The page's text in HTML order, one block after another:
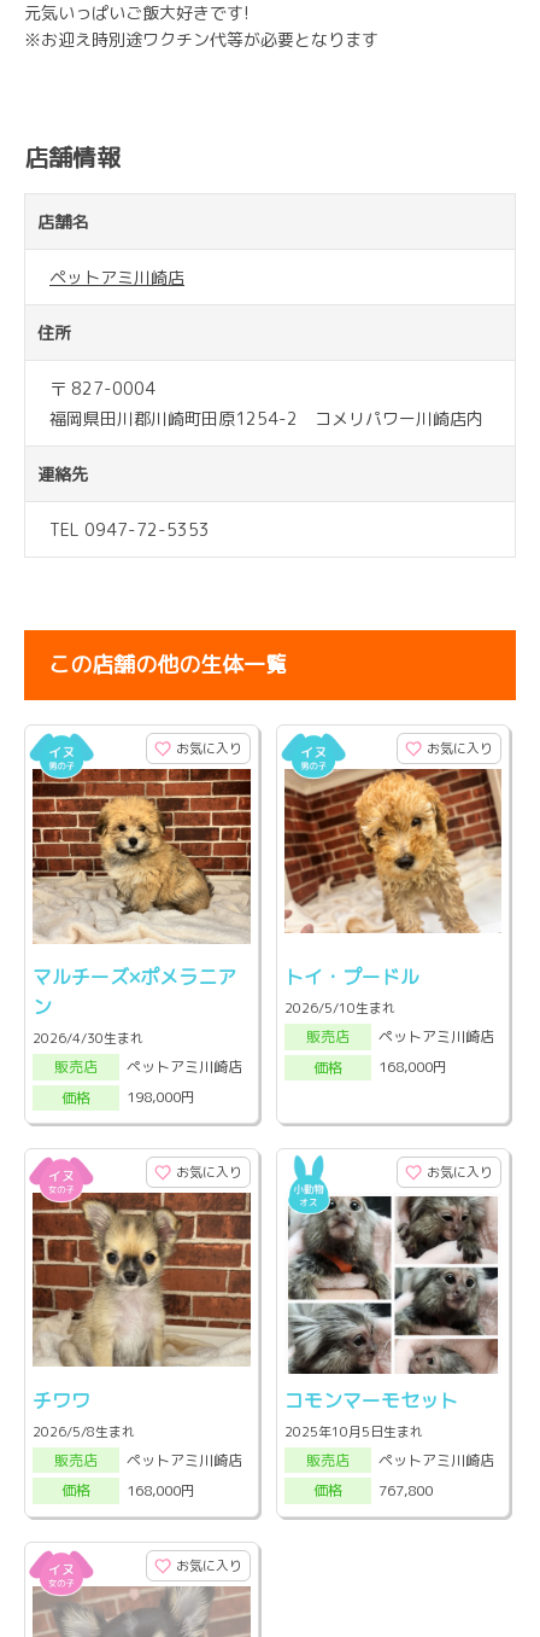
元気いっぱいご飯大好きです!
※お迎え時別途ワクチン代等が必要となります
店舗情報
店舗名
ペットアミ川崎店
住所
〒 827-0004
福岡県田川郡川崎町田原1254-2 コメリパワー川崎店内
連絡先
TEL 0947-72-5353
この店舗の他の生体一覧
お気に入り
マルチーズ×ポメラニア
ン
2026/4/30生まれ
販売店
ペットアミ川崎店
価格
198,000円
お気に入り
トイ・プードル
2026/5/10生まれ
販売店
ペットアミ川崎店
価格
168,000円
お気に入り
チワワ
2026/5/8生まれ
販売店
ペットアミ川崎店
価格
168,000円
お気に入り
コモンマーモセット
2025年10月5日生まれ
販売店
ペットアミ川崎店
価格
767,800
お気に入り